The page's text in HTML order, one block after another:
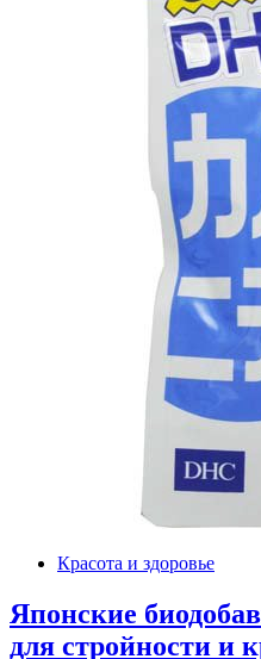
Красота и здоровье
Японские
для стройности и